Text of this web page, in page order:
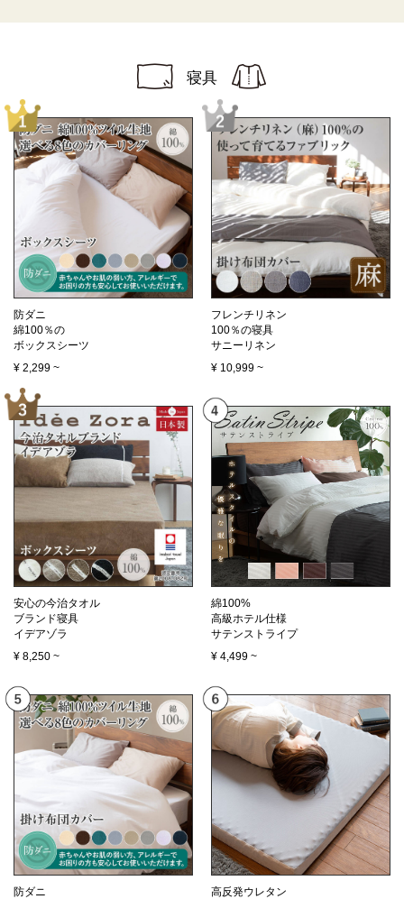
寝具
防ダニ
綿100％の
ボックスシーツ
¥ 2,299 ~
フレンチリネン
100％の寝具
サニーリネン
¥ 10,999 ~
安心の今治タオル
ブランド寝具
イデアゾラ
¥ 8,250 ~
綿100%
高級ホテル仕様
サテンストライプ
¥ 4,499 ~
防ダニ
高反発ウレタン